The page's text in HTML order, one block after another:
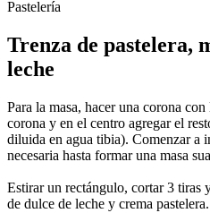
Pastelería
Trenza de pastelera,
leche
Para la masa, hacer una corona
corona y en el centro agregar el
diluida en agua tibia). Comenzar a
necesaria hasta formar una masa
Estirar un rectángulo, cortar 3 tiras
de dulce de leche y crema